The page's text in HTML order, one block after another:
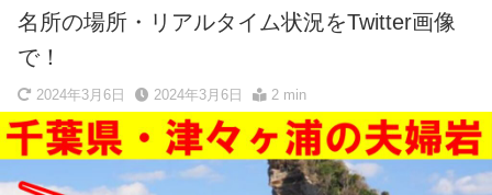
名所の場所・リアルタイム状況をTwitter画像
で！
2024年3月6日 2024年3月6日 2 min